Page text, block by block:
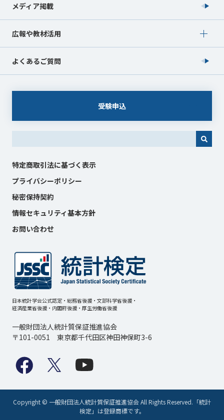
メディア掲載
広報や教材活用
Show submenu for 広報や教材活用
よくあるご質問
受験申込
特定商取引法に基づく表示
プライバシーポリシー
秘密保持契約
情報セキュリティ基本方針
お問い合わせ
日本統計学会公式認定・総務省後援・文部科学省後援・
経済産業省後援・内閣府後援・厚生労働省後援
一般財団法人統計質保証推進協会
〒101-0051 東京都千代田区神田神保町3-6
Copyright © 一般財団法人統計質保証推進協会 All Rights Reserved.「統計
検定」は登録商標です。